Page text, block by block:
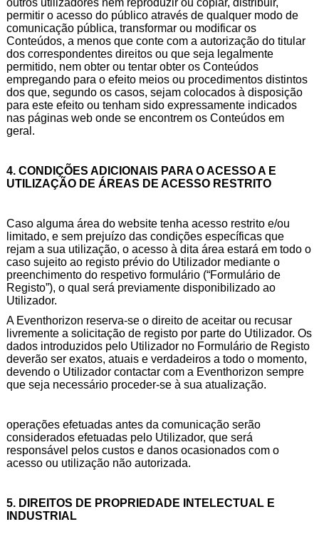
outros utilizadores nem reproduzir ou copiar, distribuir,
permitir o acesso do público através de qualquer modo de
comunicação pública, transformar ou modificar os
Conteúdos, a menos que conte com a autorização do titular
dos correspondentes direitos ou que seja legalmente
permitido, nem obter ou tentar obter os Conteúdos
empregando para o efeito meios ou procedimentos distintos
dos que, segundo os casos, sejam colocados à disposição
para este efeito ou tenham sido expressamente indicados
nas páginas web onde se encontrem os Conteúdos em
geral.
4. CONDIÇÕES ADICIONAIS PARA O ACESSO A E
UTILIZAÇÃO DE ÁREAS DE ACESSO RESTRITO
Caso alguma área do website tenha acesso restrito e/ou
limitado, e sem prejuízo das condições específicas que
rejam a sua utilização, o acesso à dita área estará em todo o
caso sujeito ao registo prévio do Utilizador mediante o
preenchimento do respetivo formulário (“Formulário de
Registo”), o qual será previamente disponibilizado ao
Utilizador.
A Eventhorizon reserva-se o direito de aceitar ou recusar
livremente a solicitação de registo por parte do Utilizador. Os
dados introduzidos pelo Utilizador no Formulário de Registo
deverão ser exatos, atuais e verdadeiros a todo o momento,
devendo o Utilizador contactar com a Eventhorizon sempre
que seja necessário proceder-se à sua atualização.
operações efetuadas antes da comunicação serão
considerados efetuadas pelo Utilizador, que será
responsável pelos custos e danos ocasionados com o
acesso ou utilização não autorizada.
5. DIREITOS DE PROPRIEDADE INTELECTUAL E
INDUSTRIAL